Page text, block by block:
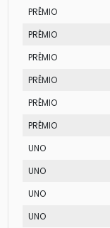
PRÊMIO
PRÊMIO
PRÊMIO
PRÊMIO
PRÊMIO
PRÊMIO
UNO
UNO
UNO
UNO